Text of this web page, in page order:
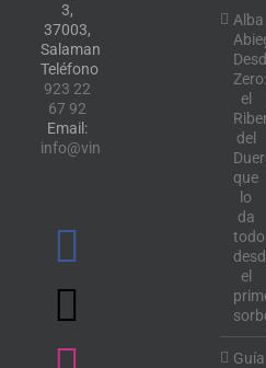
3,
37003,
Salamanca.
Teléfono:
923 22
67 92
Email:
info@vinotecalavendimia.es
Alba
Zero:
el
del
que
lo
da
todo
el
Guía